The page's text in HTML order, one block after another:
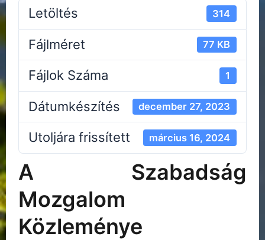
Letöltés 314
Fájlméret 77 KB
Fájlok Száma 1
Dátumkészítés december 27, 2023
Utoljára frissített március 16, 2024
A Szabadság
Mozgalom
Közleménye